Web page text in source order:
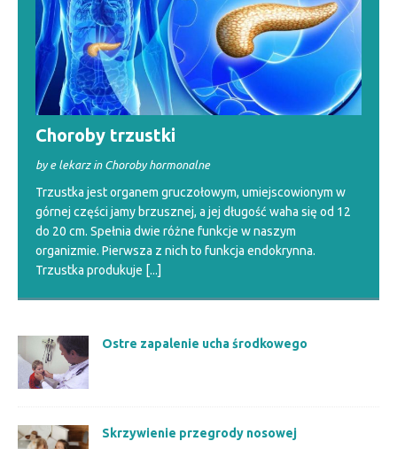
Choroby trzustki
by e lekarz in Choroby hormonalne
Trzustka jest organem gruczołowym, umiejscowionym w
górnej części jamy brzusznej, a jej długość waha się od 12
do 20 cm. Spełnia dwie różne funkcje w naszym
organizmie. Pierwsza z nich to funkcja endokrynna.
Trzustka produkuje [...]
Ostre zapalenie ucha środkowego
Skrzywienie przegrody nosowej